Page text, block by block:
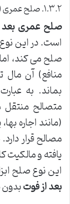
۱.۳.۲. صلح عمری (حق انتفاع از منافع مادام العمر)
صلح عمری
است. در این
صلح می کند،
منافع) آن مال
بماند. به
متصالح منتقل
(مانند اجاره
مصالح قرار
یافته و مالکیت
این نوع صلح
بعد از فوت